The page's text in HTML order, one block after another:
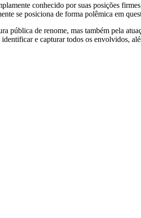
conhecido por suas posições
se posiciona de forma polêmica em
pública de renome, mas também pela
e capturar todos os envolvidos,